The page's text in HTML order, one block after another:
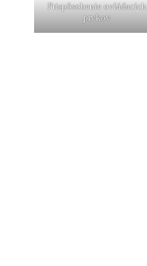
Prispôsobenie ovládacích
prvkov